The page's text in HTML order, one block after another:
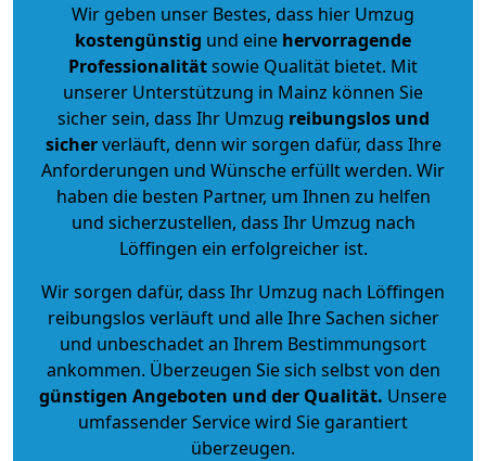
Wir geben unser Bestes, dass hier Umzug
kostengünstig und eine hervorragende
Professionalitätsowie Qualität bietet. Mit
unserer Unterstützung in Mainz können Sie
sicher sein, dass Ihr Umzug reibungslos und
sicherverläuft, denn wir sorgen dafür, dass Ihre
Anforderungen und Wünsche erfüllt werden. Wir
haben die besten Partner, um Ihnen zu helfen
und sicherzustellen, dass Ihr Umzug nach
Löffingen ein erfolgreicher ist.
Wir sorgen dafür, dass Ihr Umzug nach Löffingen
reibungslos verläuft und alle Ihre Sachen sicher
und unbeschadet an Ihrem Bestimmungsort
ankommen. Überzeugen Sie sich selbst von den
günstigen Angeboten und der Qualität. Unsere
umfassender Service wird Sie garantiert
überzeugen.